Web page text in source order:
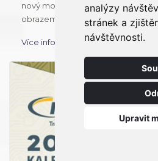
analýzy
stránek a
návštěvnosti.
Upravit
nový model mikroskopu Tagarno
obrazem 4K a 60 FPS.
Více informací